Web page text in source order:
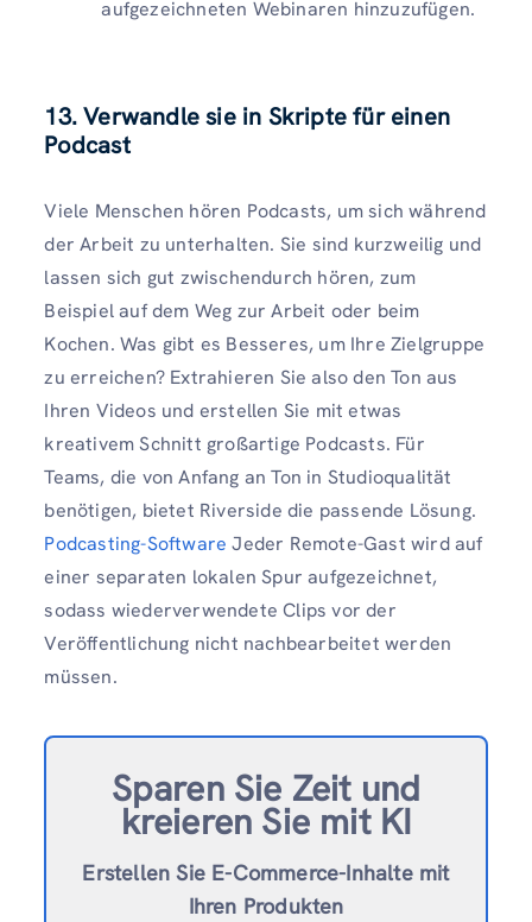
aufgezeichneten Webinaren hinzuzufügen.
13. Verwandle sie in Skripte für einen
Podcast
Viele Menschen hören Podcasts, um sich während
der Arbeit zu unterhalten. Sie sind kurzweilig und
lassen sich gut zwischendurch hören, zum
Beispiel auf dem Weg zur Arbeit oder beim
Kochen. Was gibt es Besseres, um Ihre Zielgruppe
zu erreichen? Extrahieren Sie also den Ton aus
Ihren Videos und erstellen Sie mit etwas
kreativem Schnitt großartige Podcasts. Für
Teams, die von Anfang an Ton in Studioqualität
benötigen, bietet Riverside die passende Lösung.
Podcasting-Software Jeder Remote-Gast wird auf
einer separaten lokalen Spur aufgezeichnet,
sodass wiederverwendete Clips vor der
Veröffentlichung nicht nachbearbeitet werden
müssen.
Sparen Sie Zeit und
kreieren Sie mit KI
Erstellen Sie E-Commerce-Inhalte mit
Ihren Produkten